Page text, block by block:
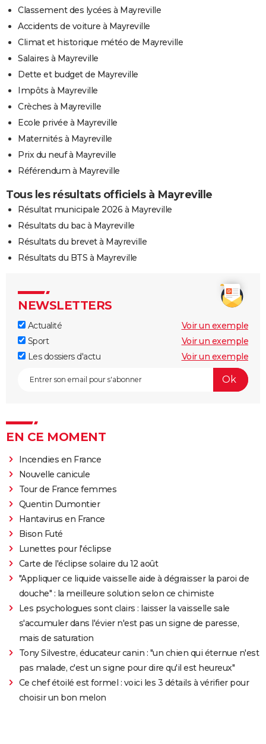
Classement des lycées à Mayreville
Accidents de voiture à Mayreville
Climat et historique météo de Mayreville
Salaires à Mayreville
Dette et budget de Mayreville
Impôts à Mayreville
Crèches à Mayreville
Ecole privée à Mayreville
Maternités à Mayreville
Prix du neuf à Mayreville
Référendum à Mayreville
Tous les résultats officiels à Mayreville
Résultat municipale 2026 à Mayreville
Résultats du bac à Mayreville
Résultats du brevet à Mayreville
Résultats du BTS à Mayreville
NEWSLETTERS
Actualité
Voir un exemple
Sport
Voir un exemple
Les dossiers d'actu
Voir un exemple
EN CE MOMENT
Incendies en France
Nouvelle canicule
Tour de France femmes
Quentin Dumontier
Hantavirus en France
Bison Futé
Lunettes pour l'éclipse
Carte de l'éclipse solaire du 12 août
"Appliquer ce liquide vaisselle aide à dégraisser la paroi de
douche" : la meilleure solution selon ce chimiste
Les psychologues sont clairs : laisser la vaisselle sale
s'accumuler dans l'évier n'est pas un signe de paresse,
mais de saturation
Tony Silvestre, éducateur canin : "un chien qui éternue n'est
pas malade, c'est un signe pour dire qu'il est heureux"
Ce chef étoilé est formel : voici les 3 détails à vérifier pour
choisir un bon melon